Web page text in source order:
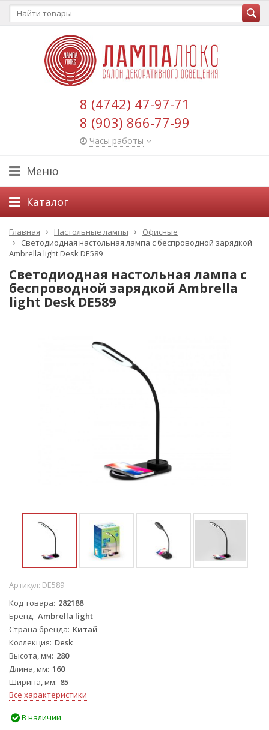
8 (4742) 47-97-71
8 (903) 866-77-99
Часы работы
Меню
Каталог
Главная Настольные лампы
Офисные
Светодиодная настольная лампа с беспроводной зарядкой
Ambrella light Desk DE589
Светодиодная настольная лампа с
беспроводной зарядкой Ambrella
light Desk DE589
Артикул: DE589
Код товара 282188
Бренд Ambrella light
Страна бренда Китай
Коллекция Desk
Высота, мм 280
Длина, мм 160
Ширина, мм 85
Все характеристики
В наличии